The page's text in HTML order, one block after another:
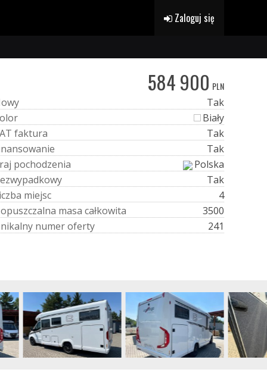
Zaloguj się
584 900 PLN
owy
Tak
olor
Biały
AT faktura
Tak
nansowanie
Tak
raj pochodzenia
Polska
ezwypadkowy
Tak
czba miejsc
4
opuszczalna masa całkowita
3500
nikalny numeroferty 241